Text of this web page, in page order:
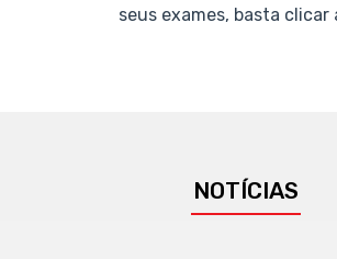
seus exames, basta clicar
NOTÍCIAS